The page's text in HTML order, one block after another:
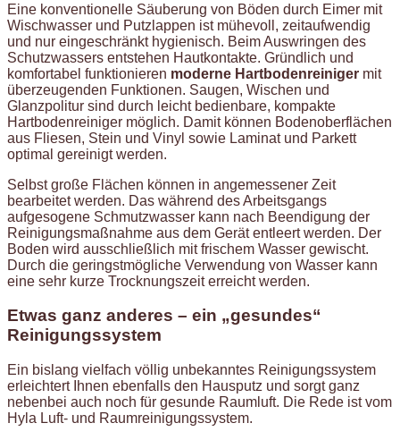
Eine konventionelle Säuberung von Böden durch Eimer mit
Wischwasser und Putzlappen ist mühevoll, zeitaufwendig
und nur eingeschränkt hygienisch. Beim Auswringen des
Schutzwassers entstehen Hautkontakte. Gründlich und
komfortabel funktionieren moderne Hartbodenreiniger mit
überzeugenden Funktionen. Saugen, Wischen und
Glanzpolitur sind durch leicht bedienbare, kompakte
Hartbodenreiniger möglich. Damit können Bodenoberflächen
aus Fliesen, Stein und Vinyl sowie Laminat und Parkett
optimal gereinigt werden.
Selbst große Flächen können in angemessener Zeit
bearbeitet werden. Das während des Arbeitsgangs
aufgesogene Schmutzwasser kann nach Beendigung der
Reinigungsmaßnahme aus dem Gerät entleert werden. Der
Boden wird ausschließlich mit frischem Wasser gewischt.
Durch die geringstmögliche Verwendung von Wasser kann
eine sehr kurze Trocknungszeit erreicht werden.
Etwas ganz anderes – ein „gesundes“
Reinigungssystem
Ein bislang vielfach völlig unbekanntes Reinigungssystem
erleichtert Ihnen ebenfalls den Hausputz und sorgt ganz
nebenbei auch noch für gesunde Raumluft. Die Rede ist vom
Hyla Luft- und Raumreinigungssystem.